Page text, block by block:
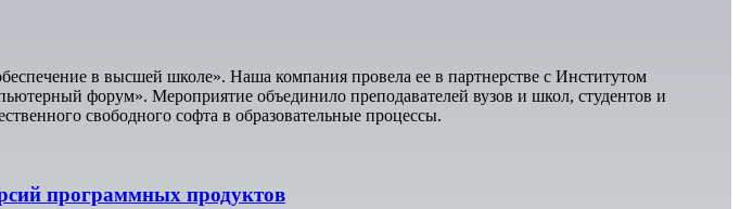
в высшей школе». Наша компания провела ее в партнерстве с Институтом
форум». Мероприятие объединило преподавателей вузов и школ, студентов и
свободного софта в образовательные процессы.
программных продуктов